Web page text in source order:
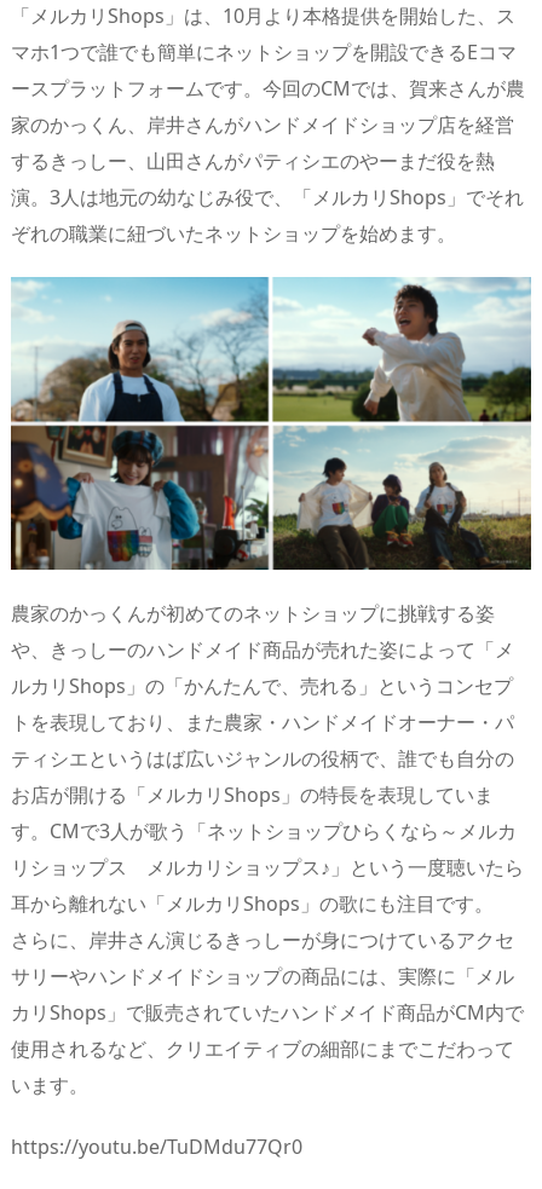
「メルカリShops」は、10月より本格提供を開始した、ス
マホ1つで誰でも簡単にネットショップを開設できるEコマ
ースプラットフォームです。今回のCMでは、賀来さんが農
家のかっくん、岸井さんがハンドメイドショップ店を経営
するきっしー、山田さんがパティシエのやーまだ役を熱
演。3人は地元の幼なじみ役で、「メルカリShops」でそれ
ぞれの職業に紐づいたネットショップを始めます。
農家のかっくんが初めてのネットショップに挑戦する姿
や、きっしーのハンドメイド商品が売れた姿によって「メ
ルカリShops」の「かんたんで、売れる」というコンセプ
トを表現しており、また農家・ハンドメイドオーナー・パ
ティシエというはば広いジャンルの役柄で、誰でも自分の
お店が開ける「メルカリShops」の特長を表現していま
す。CMで3人が歌う「ネットショップひらくなら～メルカ
リショップス メルカリショップス♪」という一度聴いたら
耳から離れない「メルカリShops」の歌にも注目です。
さらに、岸井さん演じるきっしーが身につけているアクセ
サリーやハンドメイドショップの商品には、実際に「メル
カリShops」で販売されていたハンドメイド商品がCM内で
使用されるなど、クリエイティブの細部にまでこだわって
います。
https://youtu.be/TuDMdu77Qr0